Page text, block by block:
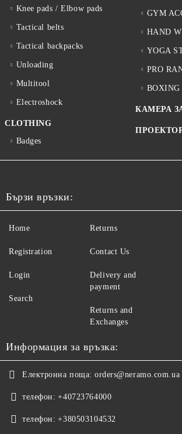
Knee pads / Elbow pads
Tactical belts
Tactical backpacks
Unloading
Multitool
Electroshock
CLOTHING
Badges
GYM
HAND
YOGA
PRO
BOXING
КАМЕРА
Бързи връзки:
Home
Registration
Login
Search
Returns
Contact Us
Delivery and
payment
Returns and
Exchanges
Информация за връзка:
Електронна поща: orders@neramo.com.ua
телефон: +40723764000
телефон: +380503104532